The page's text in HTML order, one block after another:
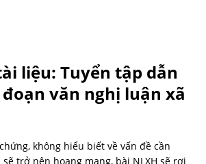
liệu: Tuyển tập dẫn
văn nghị luận xã
không hiểu biết về vấn đề cần
trở nên hoang mang, bài NLXH sẽ rơi